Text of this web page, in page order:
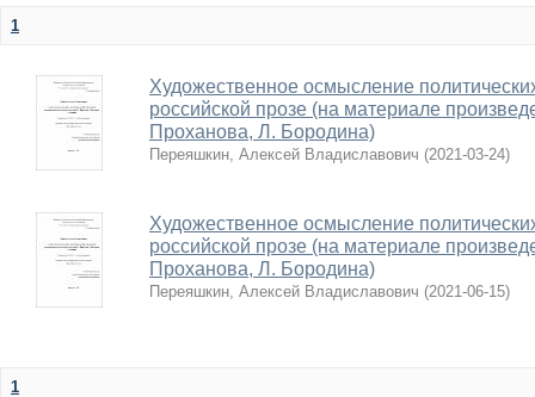
1
Художественное осмысление
российской прозе (на материале
Проханова, Л. Бородина)
Переяшкин, Алексей Владиславович (2021-03-24)
Художественное осмысление
российской прозе (на материале
Проханова, Л. Бородина)
Переяшкин, Алексей Владиславович (2021-06-15)
1